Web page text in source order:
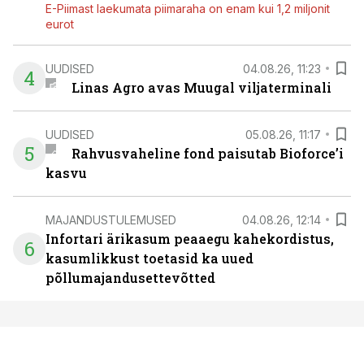
E-Piimast laekumata piimaraha on enam kui 1,2 miljonit
eurot
4 UUDISED 04.08.26, 11:23
Linas Agro avas Muugal viljaterminali
5
UUDISED 05.08.26, 11:17
Rahvusvaheline fond paisutab Bioforce’i
kasvu
6
MAJANDUSTULEMUSED 04.08.26, 12:14
Infortari ärikasum peaaegu kahekordistus,
kasumlikkust toetasid ka uued
põllumajandusettevõtted